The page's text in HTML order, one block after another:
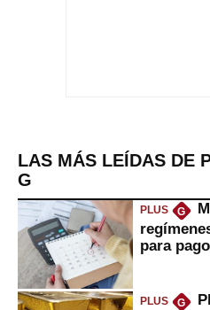
LAS MÁS LEÍDAS DE
G
PLUS G
para
PLUS G